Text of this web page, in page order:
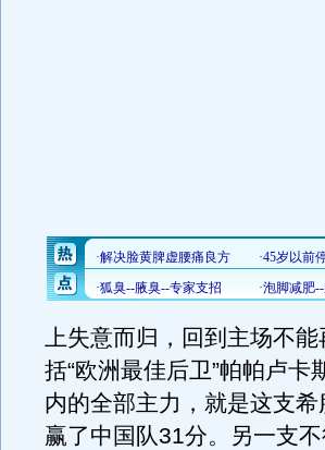
上失意而归，回到主场不
括“欧洲最佳后卫”帕帕卢
内的全部主力，就是这支
赢了中国队31分。另一支